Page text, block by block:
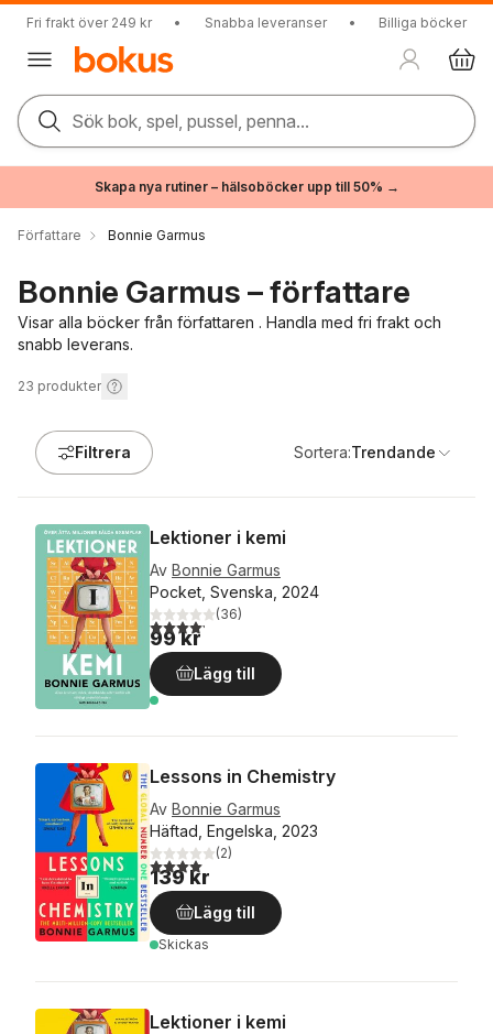
Fri frakt över 249 kr • Snabba leveranser • Billiga böcker
Sök bok, spel, pussel, penna...
Skapa nya rutiner – hälsoböcker upp till 50% →
Författare Bonnie Garmus
Bonnie Garmus – författare
Visar alla böcker från författaren . Handla med fri frakt och
snabb leverans.
23 produkter
Filtrera Sortera:Trendande
Lektioner i kemi
Av Bonnie Garmus
Pocket, Svenska, 2024
4,2utav 5 stjärnor. Totalt antal röster:
(36)
99 kr
Lägg till
Lessons in Chemistry
Av Bonnie Garmus
Häftad, Engelska, 2023
4,0utav 5 stjärnor. Totalt antal röster:
(2)
139 kr
Lägg till
Skickas
Lektioner i kemi